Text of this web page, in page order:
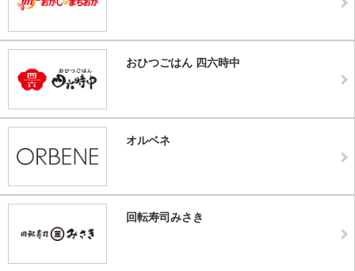
おひつごはん 四六時中
オルベネ
回転寿司みさき